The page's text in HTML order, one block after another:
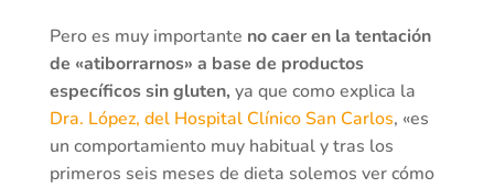
Pero es muy importante no caer en la tentación
de «atiborrarnos» a base de productos
específicos sin gluten, ya que como explica la
Dra. López, del Hospital Clínico San Carlos, «es
un comportamiento muy habitual y tras los
primeros seis meses de dieta solemos ver cómo